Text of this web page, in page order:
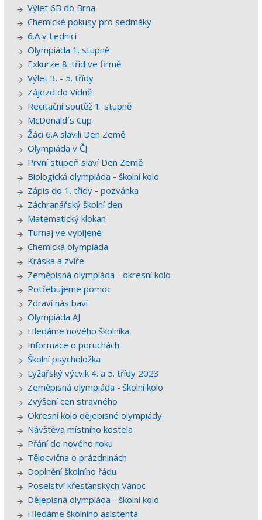
Výlet 6B do Brna
Chemické pokusy pro sedmáky
6.A v Lednici
Olympiáda 1. stupně
Exkurze 8. tříd ve firmě
Výlet 3. - 5. třídy
Zájezd do Vídně
Recitační soutěž 1. stupně
McDonald´s Cup
Žáci 6.A slavili Den Země
Olympiáda v ČJ
První stupeň slaví Den Země
Biologická olympiáda - školní kolo
Zápis do 1. třídy - pozvánka
Záchranářský školní den
Matematický klokan
Turnaj ve vybíjené
Chemická olympiáda
Kráska a zvíře
Zeměpisná olympiáda - okresní kolo
Potřebujeme pomoc
Zdraví nás baví
Olympiáda AJ
Hledáme nového školníka
Informace o poruchách
Školní psycholožka
Lyžařský výcvik 4. a 5. třídy 2023
Zeměpisná olympiáda - školní kolo
Zvýšení cen stravného
Okresní kolo dějepisné olympiády
Návštěva místního kostela
Přání do nového roku
Tělocvična o prázdninách
Doplnění školního řádu
Poselství křesťanských Vánoc
Dějepisná olympiáda - školní kolo
Hledáme školního asistenta